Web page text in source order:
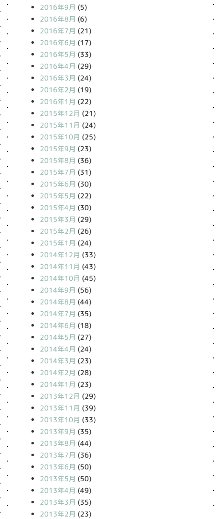
2016年9月 (5)
2016年8月 (6)
2016年7月 (21)
2016年6月 (17)
2016年5月 (33)
2016年4月 (29)
2016年3月 (24)
2016年2月 (19)
2016年1月 (22)
2015年12月 (21)
2015年11月 (24)
2015年10月 (25)
2015年9月 (23)
2015年8月 (36)
2015年7月 (31)
2015年6月 (30)
2015年5月 (22)
2015年4月 (30)
2015年3月 (29)
2015年2月 (26)
2015年1月 (24)
2014年12月 (33)
2014年11月 (43)
2014年10月 (45)
2014年9月 (56)
2014年8月 (44)
2014年7月 (35)
2014年6月 (18)
2014年5月 (27)
2014年4月 (24)
2014年3月 (23)
2014年2月 (28)
2014年1月 (23)
2013年12月 (29)
2013年11月 (39)
2013年10月 (33)
2013年9月 (35)
2013年8月 (44)
2013年7月 (36)
2013年6月 (50)
2013年5月 (50)
2013年4月 (49)
2013年3月 (35)
2013年2月 (23)